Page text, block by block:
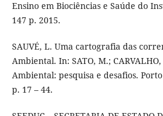
Ensino em Biociências e Saúde do
147 p. 2015.
SAUVÉ, L. Uma cartografia das
Ambiental. In: SATO, M.;
Ambiental: pesquisa e desafios.
p. 17 – 44.